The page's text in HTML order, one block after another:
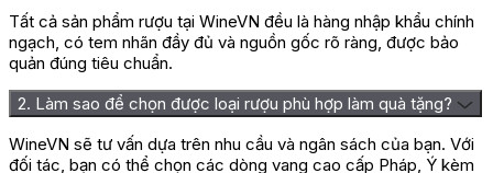
Tất cả sản phẩm rượu tại WineVN đều là hàng nhập khẩu chính
ngạch, có tem nhãn đầy đủ và nguồn gốc rõ ràng, được bảo
quản đúng tiêu chuẩn.
2. Làm sao để chọn được loại rượu phù hợp làm quà tặng?
WineVN sẽ tư vấn dựa trên nhu cầu và ngân sách của bạn. Với
đối tác, bạn có thể chọn các dòng vang cao cấp Pháp, Ý kèm